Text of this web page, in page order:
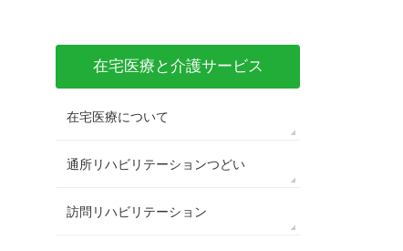
在宅医療と介護サービス
在宅医療について
通所リハビリテーションつどい
訪問リハビリテーション